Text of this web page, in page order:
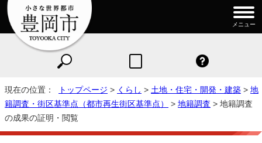
メニュー
現在の位置： トップページ > くらし > 土地・住宅・開発・建築 > 地
籍調査・街区基準点（都市再生街区基準点）
> 地籍調査 > 地籍調査
の成果の証明・閲覧